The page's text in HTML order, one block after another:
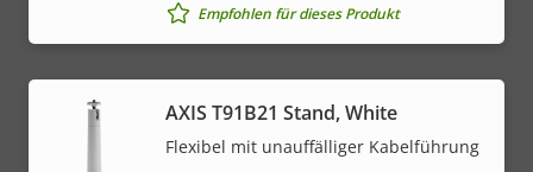
Empfohlen für dieses Produkt
AXIS T91B21 Stand, White
Flexibel mit unauffälliger Kabelführung